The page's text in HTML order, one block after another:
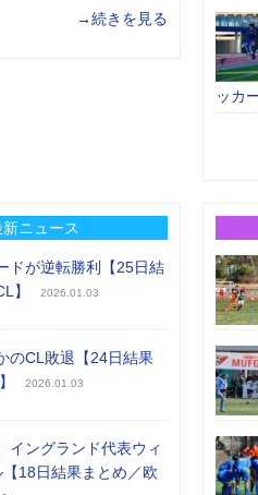
→続きを見る
ッカ
ニュース
ドが逆転勝利【25日結
】
2026.01.03
のCL敗退【24日結果
2026.01.03
イングランド代表ウィ
18日結果まとめ／欧